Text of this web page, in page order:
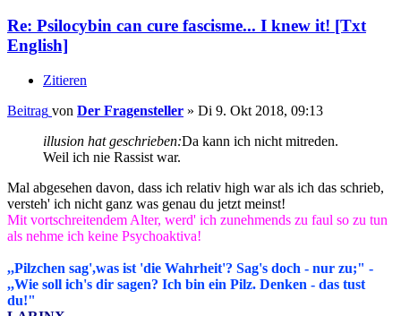
Re: Psilocybin can cure fascisme... I knew it! [Txt
English]
Zitieren
Beitrag von Der Fragensteller » Di 9. Okt 2018, 09:13
illusion hat geschrieben:Da kann ich nicht mitreden.
Weil ich nie Rassist war.
Mal abgesehen davon, dass ich relativ high war als ich das schrieb,
versteh' ich nicht ganz was genau du jetzt meinst!
Mit vortschreitendem Alter, werd' ich zunehmends zu faul so zu tun
als nehme ich keine Psychoaktiva!
,,Pilzchen sag',was ist 'die Wahrheit'? Sag's doch - nur zu;" -
,,Wie soll ich's dir sagen? Ich bin ein Pilz. Denken - das tust
du!"